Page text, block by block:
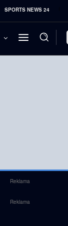
SPORTS NEWS 24
Reklama
Reklama